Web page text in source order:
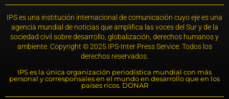
IPS es una institución internacional de comunicación cuyo eje es una
agencia mundial de noticias que amplifica las voces del Sur y de la
sociedad civil sobre desarrollo, globalización, derechos humanos y
ambiente. Copyright © 2025 IPS-Inter Press Service. Todos los
derechos reservados.
IPS es la única organización periodística mundial con más
personal y corresponsales en el mundo en desarrollo que en los
países ricos. DONAR